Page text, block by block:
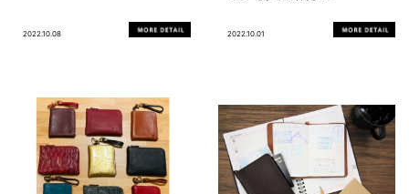
2022.10.08 2022.10.01